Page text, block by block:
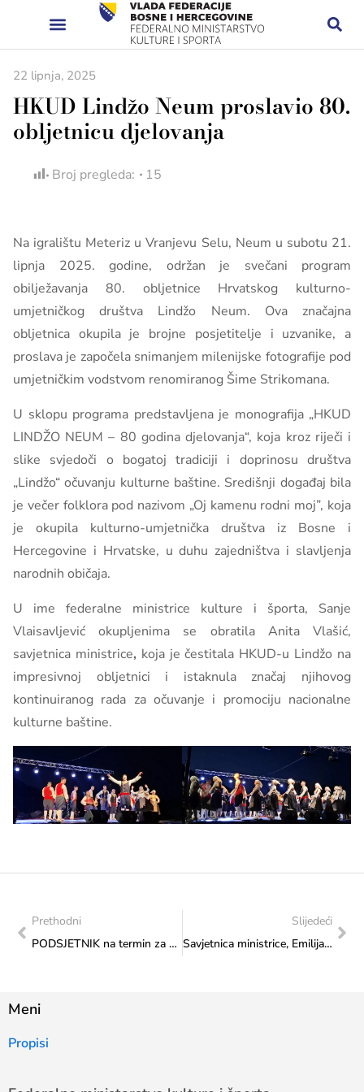
22 lipnja, 2025
HKUD Lindžo Neum proslavio 80.
obljetnicu djelovanja
Broj pregleda: 15
Na igralištu Meteriz u Vranjevu Selu, Neum u subotu 21.
lipnja 2025. godine, održan je svečani program
obilježavanja 80. obljetnice Hrvatskog kulturno-
umjetničkog društva Lindžo Neum. Ova značajna
obljetnica okupila je brojne posjetitelje i uzvanike, a
proslava je započela snimanjem milenijske fotografije pod
umjetničkim vodstvom renomiranog Šime Strikomana.
U sklopu programa predstavljena je monografija „HKUD
LINDŽO NEUM – 80 godina djelovanja“, koja kroz riječi i
slike svjedoči o bogatoj tradiciji i doprinosu društva
„Lindžo“ očuvanju kulturne baštine. Središnji događaj bila
je večer folklora pod nazivom „Oj kamenu rodni moj”, koja
je okupila kulturno-umjetnička društva iz Bosne i
Hercegovine i Hrvatske, u duhu zajedništva i slavljenja
narodnih običaja.
U ime federalne ministrice kulture i športa, Sanje
Vlaisavljević okupljenima se obratila Anita Vlašić,
savjetnica ministrice, koja je čestitala HKUD-u Lindžo na
impresivnoj obljetnici i istaknula značaj njihovog
kontinuiranog rada za očuvanje i promociju nacionalne
kulturne baštine.
Prethodni
PODSJETNIK na termin za potpisivanje ugovora: Kapitalni transferi drugim razinama vlasti i fondovima – Izgradnja, adaptacija i rekonstrukcija športske infrastrukture
Slijedeći
Savjetnica ministrice, Emilija Pavićević nazočila svetoj misi, održanoj nakon završetka I. faze obnove, u staroj crkvi u Podhumu
Meni
Propisi